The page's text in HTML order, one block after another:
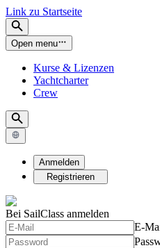
Link zu Startseite
Open menu
Kurse & Lizenzen
Yachtcharter
Crew
Anmelden
Registrieren
Bei SailClass anmelden
E-